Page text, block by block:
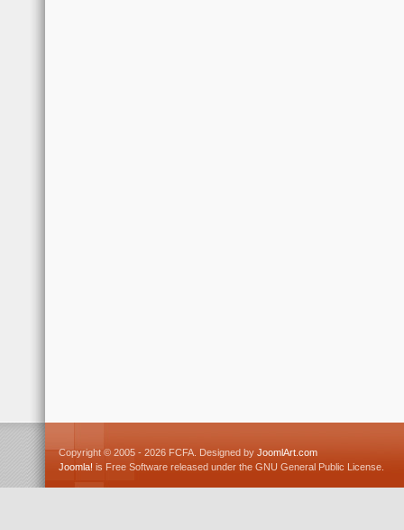
Copyright © 2005 - 2026 FCFA. Designed by JoomlArt.com
Joomla! is Free Software released under the GNU General Public License.